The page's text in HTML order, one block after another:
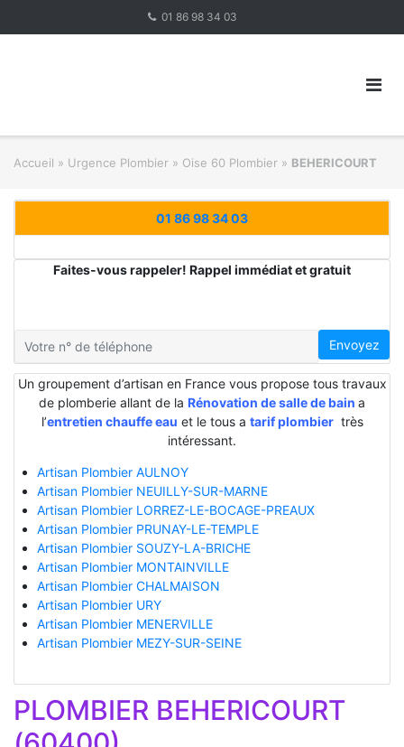
01 86 98 34 03
Accueil » Urgence Plombier » Oise 60 Plombier » BEHERICOURT
01 86 98 34 03
Faites-vous rappeler! Rappel immédiat et gratuit
Envoyez
Un groupement d’artisan en France vous propose tous travaux
de plomberie allant de la Rénovation de salle de bain a
l’entretien chauffe eau et le tous a tarif plombiertrès
intéressant.
Artisan Plombier AULNOY
Artisan Plombier NEUILLY-SUR-MARNE
Artisan Plombier LORREZ-LE-BOCAGE-PREAUX
Artisan Plombier PRUNAY-LE-TEMPLE
Artisan Plombier SOUZY-LA-BRICHE
Artisan Plombier MONTAINVILLE
Artisan Plombier CHALMAISON
Artisan Plombier URY
Artisan Plombier MENERVILLE
Artisan Plombier MEZY-SUR-SEINE
PLOMBIER BEHERICOURT